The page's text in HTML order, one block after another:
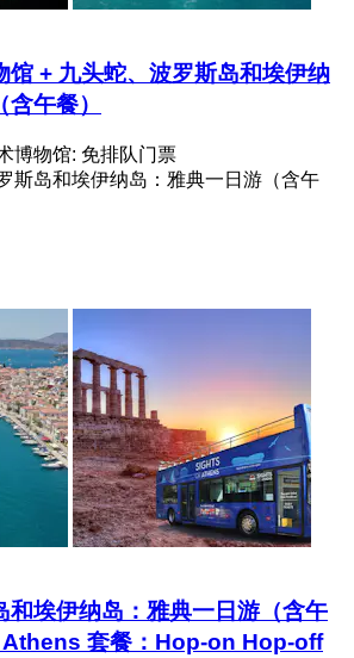
馆 + 九头蛇、波罗斯岛和埃伊纳
午餐）
博物馆: 免排队门票
斯岛和埃伊纳岛：雅典一日游（含午
和埃伊纳岛：雅典一日游（含午
套餐：Hop-on Hop-off